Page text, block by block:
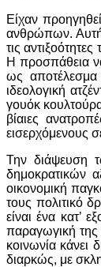
Είχαν
ανθρώπων. Αυτή
τις
Η προσπάθεια
ως αποτέλεσμα
ιδεολογική
γουόκ
βίαιες
εισερχόμενους
Την διάψευση
δημοκρατικών
οικονομική
τους πολιτικό
είναι ένα κατ’
παραγωγική της
κοινωνία
διαρκώς, με